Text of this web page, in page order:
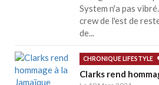
System n'a pas
crew de l'est de
de...
CHRONIQUE LIFESTYLE
Clarks rend